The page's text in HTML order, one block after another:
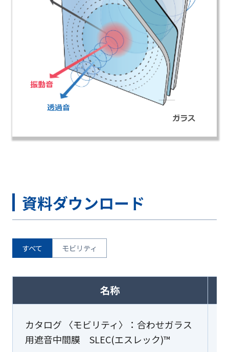
資料ダウンロード
すべて モビリティ
名称
カタログ 〈モビリティ〉：合わせガラス
用遮音中間膜 SLEC(エスレック)™